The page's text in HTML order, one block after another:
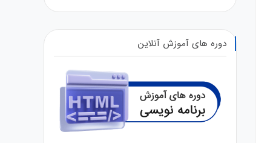
دوره های آموزش آنلاین